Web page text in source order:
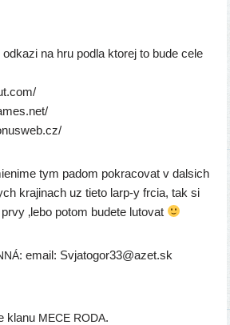
na hru pod­la kto­rej to bude cele
tym padom pokra­co­vat v dal­sich
kra­ji­nach uz tie­to larp‑y frcia, tak si
‚lebo potom bude­te lutovat
: email: Svjatogor33@azet.sk
kla­nu MECE RODA.